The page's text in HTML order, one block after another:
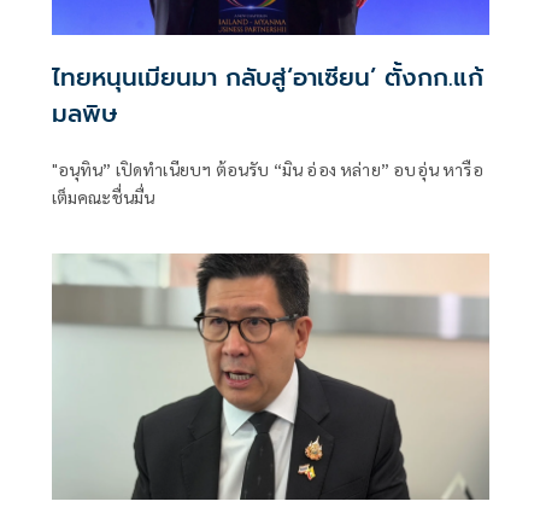
ไทยหนุนเมียนมา กลับสู่‘อาเซียน’ ตั้งกก.แก้
มลพิษ
"อนุทิน” เปิดทำเนียบฯ ต้อนรับ “มิน อ่อง หล่าย” อบอุ่น หารือ
เต็มคณะชื่นมื่น